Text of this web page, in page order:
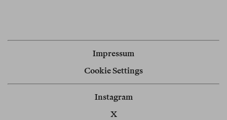
Impressum
Cookie Settings
Instagram
X